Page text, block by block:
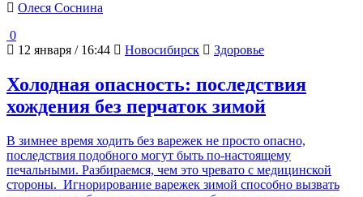
Олеся Соснина
0
12 января / 16:44
Новосибирск Здоровье
Холодная опасность: последствия
хождения без перчаток зимой
В зимнее время ходить без варежек не просто опасно,
последствия подобного могут быть по-настоящему
печальными. Разбираемся, чем это чревато с медицинской
стороны. Игнорирование варежек зимой способно вызвать